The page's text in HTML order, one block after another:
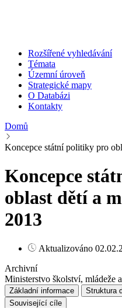
Rozšířené vyhledávání
Témata
Územní úroveň
Strategické mapy
O Databázi
Kontakty
Domů
Koncepce státní politiky pro
Koncepce
oblast dětí a
2013
Aktualizováno
Archivní
Ministerstvo školství, mládeže
Základní informace Struktura
Související cíle